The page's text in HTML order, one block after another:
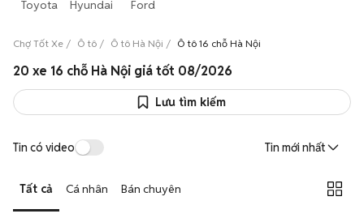
Toyota Hyundai Ford
Chợ Tốt Xe Ô tô Ô tô Hà Nội Ô tô 16 chỗ Hà Nội
20 xe 16 chỗ Hà Nội giá tốt 08/2026
Lưu tìm kiếm
Tin có video Tin mới nhất
Tất cả Cá nhân Bán chuyên